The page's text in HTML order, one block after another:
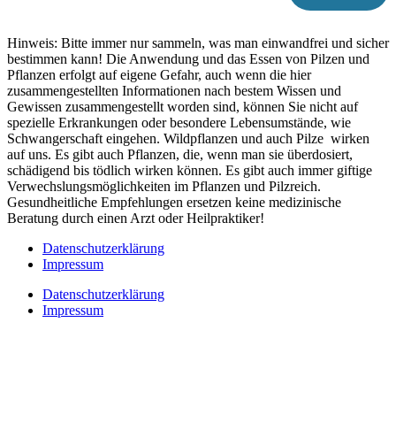
Hinweis: Bitte immer nur sammeln, was man einwandfrei und sicher
bestimmen kann! Die Anwendung und das Essen von Pilzen und
Pflanzen erfolgt auf eigene Gefahr, auch wenn die hier
zusammengestellten Informationen nach bestem Wissen und
Gewissen zusammengestellt worden sind, können Sie nicht auf
spezielle Erkrankungen oder besondere Lebensumstände, wie
Schwangerschaft eingehen. Wildpflanzen und auch Pilze wirken
auf uns. Es gibt auch Pflanzen, die, wenn man sie überdosiert,
schädigend bis tödlich wirken können. Es gibt auch immer giftige
Verwechslungsmöglichkeiten im Pflanzen und Pilzreich.
Gesundheitliche Empfehlungen ersetzen keine medizinische
Beratung durch einen Arzt oder Heilpraktiker!
Datenschutzerklärung
Impressum
Datenschutzerklärung
Impressum